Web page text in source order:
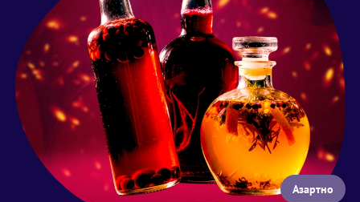
Азартно